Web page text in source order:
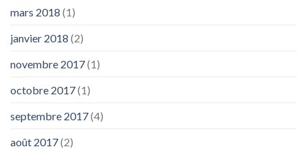
mars 2018 (1)
janvier 2018 (2)
novembre 2017(1)
octobre 2017(1)
septembre 2017(4)
août 2017(2)